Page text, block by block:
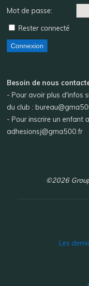
Mot de passe:
Rester connecté
Connexion
Besoin de nous
- Pour avoir plus d'infos
du club :
- Pour inscrire un enfant
adhesionsj@gma500.fr
©2026
Les